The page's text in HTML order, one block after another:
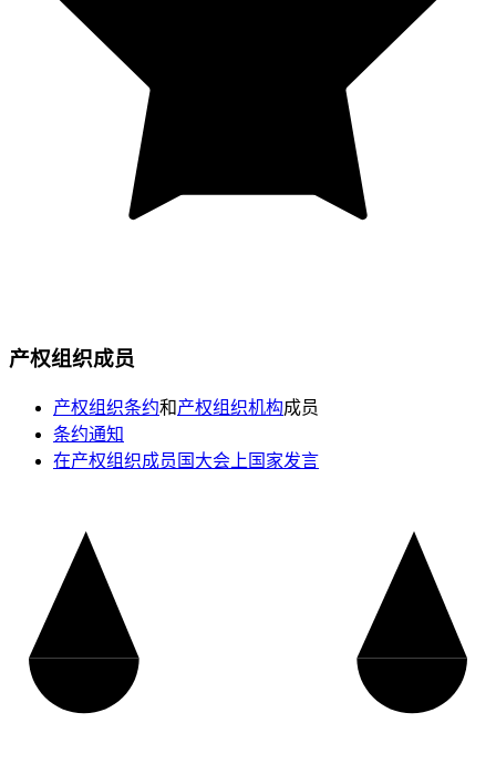
产权组织成员
产权组织条约和产权组织机构成员
条约通知
在产权组织成员国大会上国家发言